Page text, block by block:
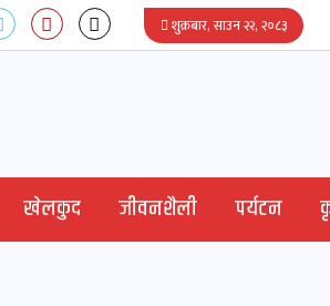
शुक्रबार, साउन २२, २०८३
खेलकुद जीवनशैली पर्यटन